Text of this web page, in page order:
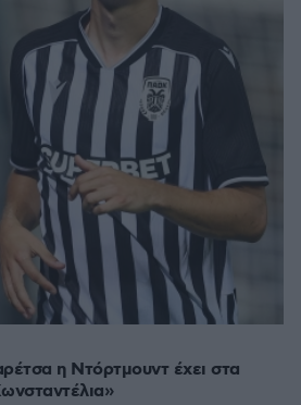
η Ντόρτμουντ έχει στα